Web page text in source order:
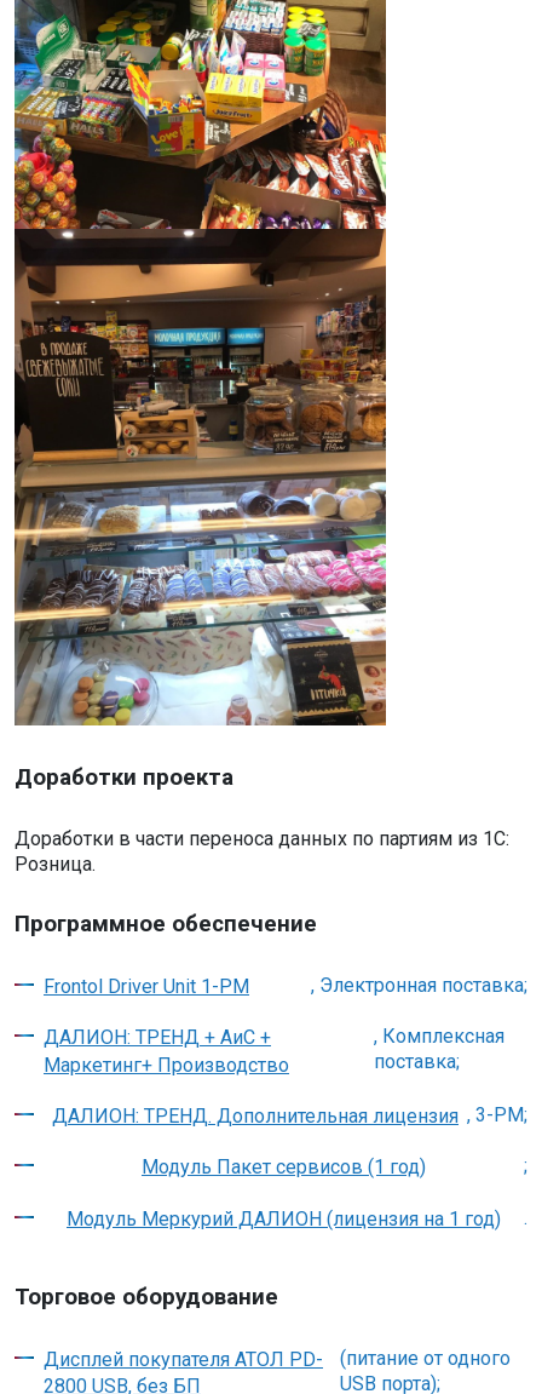
Доработки проекта
Доработки в части переноса данных по партиям из 1С:
Розница.
Программное обеспечение
Frontol Driver Unit 1-РМ , Электронная поставка;
ДАЛИОН: ТРЕНД + АиС +
Маркетинг+ Производство
, Комплексная
поставка;
ДАЛИОН: ТРЕНД. Дополнительная лицензия , 3-РМ;
Модуль Пакет сервисов (1 год) ;
Модуль Меркурий ДАЛИОН (лицензия на 1 год) .
Торговое оборудование
Дисплей покупателя АТОЛ PD-
2800 USB, без БП
(питание от одного
USB порта);